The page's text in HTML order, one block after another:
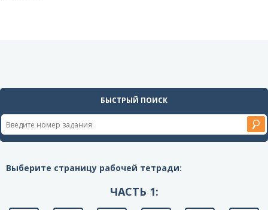
БЫСТРЫЙ ПОИСК
Выберите страницу рабочей тетради:
ЧАСТЬ 1: